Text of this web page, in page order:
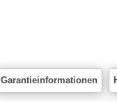
Garantieinformationen